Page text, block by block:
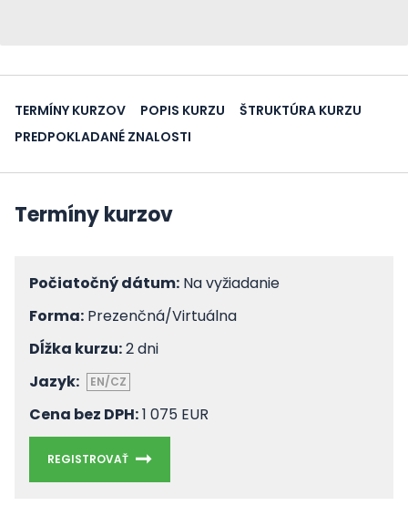
TERMÍNY KURZOV POPIS KURZU
ŠTRUKTÚRA KURZU
PREDPOKLADANÉ ZNALOSTI
Termíny kurzov
Počiatočný dátum: Na vyžiadanie
Forma: Prezenčná/Virtuálna
Dĺžka kurzu:2 dni
Jazyk:
EN/CZ
Cena bez DPH:1 075 EUR
REGISTROVAŤ